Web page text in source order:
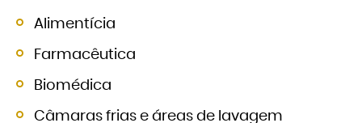
Alimentícia
Farmacêutica
Biomédica
Câmaras frias e áreas de lavagem